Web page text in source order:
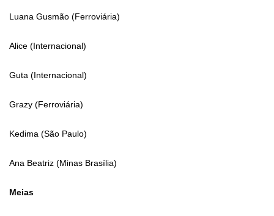
Luana Gusmão (Ferroviária)
Alice (Internacional)
Guta (Internacional)
Grazy (Ferroviária)
Kedima (São Paulo)
Ana Beatriz (Minas Brasília)
Meias